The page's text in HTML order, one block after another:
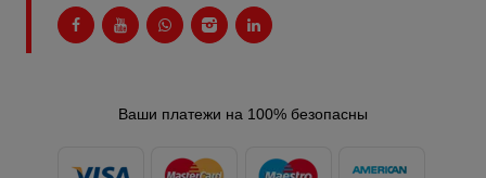
Ваши платежи на 100% безопасны